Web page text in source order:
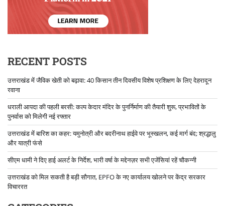
RECENT POSTS
उत्तराखंड में जैविक खेती को बढ़ावा: 40 किसान तीन दिवसीय विशेष प्रशिक्षण के लिए देहरादून
रवाना
धराली आपदा की पहली बरसी: कल्प केदार मंदिर के पुनर्निर्माण की तैयारी शुरू, प्रभावितों के
पुनर्वास को मिलेगी नई रफ्तार
उत्तराखंड में बारिश का कहर: यमुनोत्री और बदरीनाथ हाईवे पर भूस्खलन, कई मार्ग बंद; श्रद्धालु
और यात्री फंसे
सीएम धामी ने दिए हाई अलर्ट के निर्देश, भारी वर्षा के मद्देनज़र सभी एजेंसियां रहें चौकन्नी
उत्तराखंड को मिल सकती है बड़ी सौगात, EPFO के नए कार्यालय खोलने पर केंद्र सरकार
विचाररत